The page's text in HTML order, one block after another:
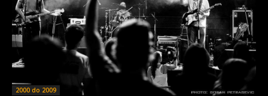
2000 do 2009